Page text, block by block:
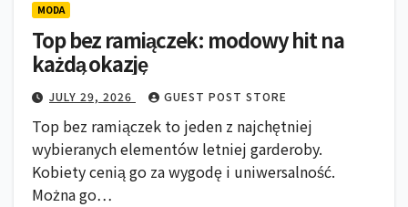
MODA
Top bez ramiączek: modowy hit na
każdą okazję
JULY 29, 2026 GUEST POST STORE
Top bez ramiączek to jeden z najchętniej
wybieranych elementów letniej garderoby.
Kobiety cenią go za wygodę i uniwersalność.
Można go…